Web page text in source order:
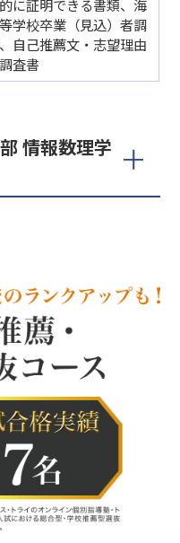
に証明できる書類、海
学校卒業（見込）者調
自己推薦文・志望理由
査書
情報数理学